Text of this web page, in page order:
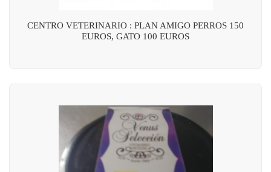
CENTRO VETERINARIO : PLAN AMIGO PERROS 150
EUROS, GATO 100 EUROS